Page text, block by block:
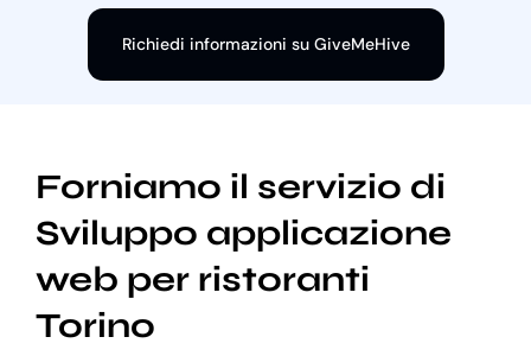
Richiedi informazioni su GiveMeHive
Forniamo il servizio di
Sviluppo applicazione
web per ristoranti
Torino